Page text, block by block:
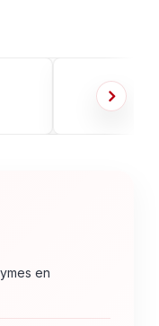
en